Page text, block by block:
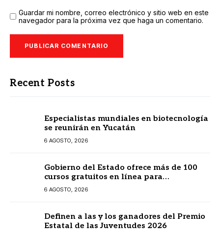
Guardar mi nombre, correo electrónico y sitio web en este
navegador para la próxima vez que haga un comentario.
Recent Posts
Especialistas mundiales en biotecnología
se reunirán en Yucatán
6 AGOSTO, 2026
Gobierno del Estado ofrece más de 100
cursos gratuitos en línea para
prestadores turísticos
6 AGOSTO, 2026
Definen a las y los ganadores del Premio
Estatal de las Juventudes 2026